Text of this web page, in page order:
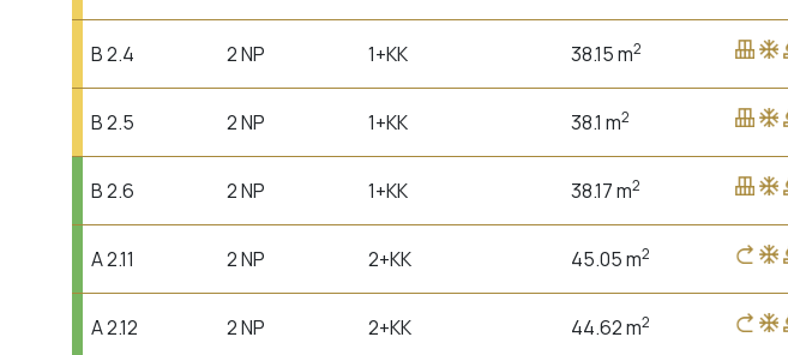
B 2.4 2 NP 1+KK 38.15 m2
B 2.5 2 NP 1+KK 38.1 m2
B 2.6 2 NP 1+KK 38.17 m2
A 2.11 2 NP 2+KK 45.05 m2
A 2.12 2 NP 2+KK 44.62 m2